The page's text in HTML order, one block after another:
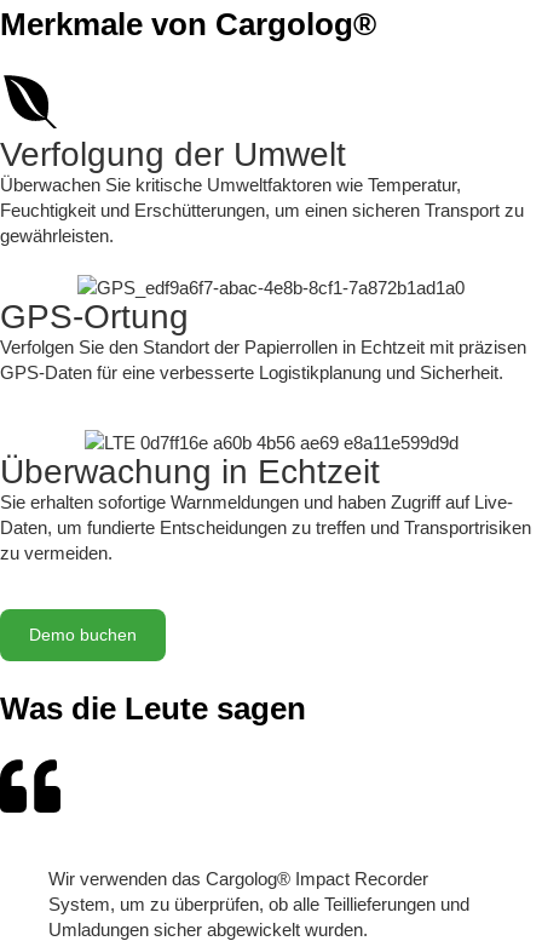
Merkmale von Cargolog®
Verfolgung der Umwelt
Überwachen Sie kritische Umweltfaktoren wie Temperatur,
Feuchtigkeit und Erschütterungen, um einen sicheren Transport zu
gewährleisten.
GPS-Ortung
Verfolgen Sie den Standort der Papierrollen in Echtzeit mit präzisen
GPS-Daten für eine verbesserte Logistikplanung und Sicherheit.
Überwachung in Echtzeit
Sie erhalten sofortige Warnmeldungen und haben Zugriff auf Live-
Daten, um fundierte Entscheidungen zu treffen und Transportrisiken
zu vermeiden.
Demo buchen
Was die Leute sagen
Wir verwenden das Cargolog® Impact Recorder
System, um zu überprüfen, ob alle Teillieferungen und
Umladungen sicher abgewickelt wurden.